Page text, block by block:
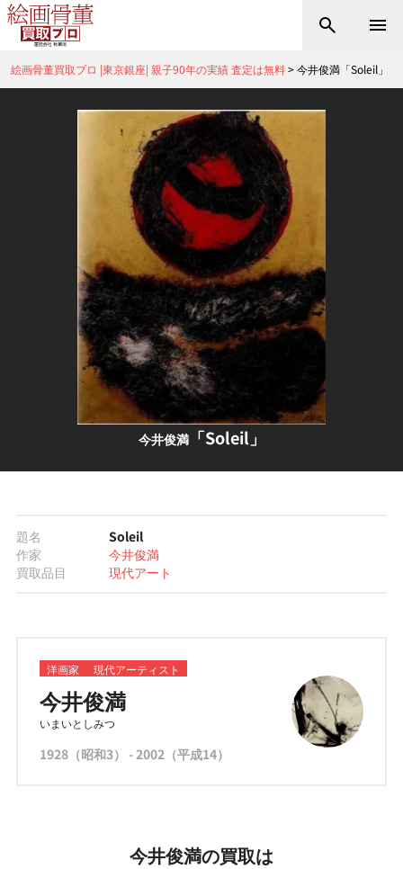
絵画骨董買取プロ |東京銀座| 親子90年の実績 査定は無料>今井俊満「Soleil」
今井俊満「Soleil」
題名
Soleil
作家
今井俊満
買取品目
現代アート
洋画家 現代アーティスト
今井俊満
いまいとしみつ
1928（昭和3） - 2002（平成14）
今井俊満の買取は